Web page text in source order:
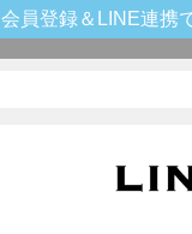
会員登録＆LINE連携